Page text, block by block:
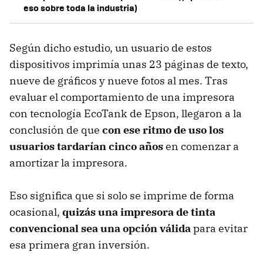
eso sobre toda la industria)
Según dicho estudio, un usuario de estos
dispositivos imprimía unas 23 páginas de texto,
nueve de gráficos y nueve fotos al mes. Tras
evaluar el comportamiento de una impresora
con tecnología EcoTank de Epson, llegaron a la
conclusión de que con ese ritmo de uso los
usuarios tardarían cinco añosen comenzar a
amortizar la impresora.
Eso significa que si solo se imprime de forma
ocasional, quizás una impresora de tinta
convencional sea una opción válidapara evitar
esa primera gran inversión.